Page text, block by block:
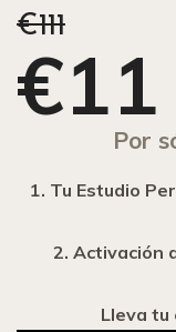
€111
€11
Por
1. Tu Estudio
2. Activación
Lleva tu